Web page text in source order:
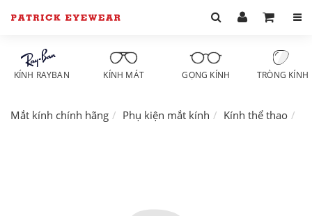
KÍNH RAYBAN KÍNH MÁT GỌNG KÍNH TRÒNG KÍNH
Mắt kính chính hãng Phụ kiện mắt kính Kính thể thao